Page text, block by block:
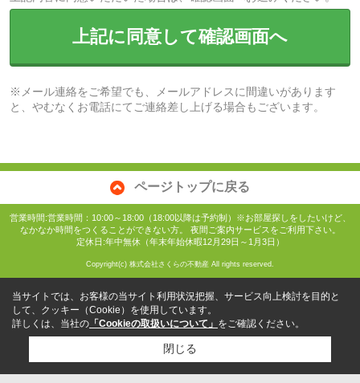
上記に同意して確認画面へ
※メール連絡をご希望でも、メールアドレスに間違いがあります
と、やむなくお電話にてご連絡差し上げる場合もございます。
ページトップに戻る
営業時間:営業時間：10:00～18:00（18:00以降は予約制）※お部屋探しをしたいけど、
なかなか時間をつくることができない方。 夜間ご案内サービスをご利用下さい。
定休日:年中無休（年末年始休暇12月29日～1月3日）
Copyright(c) 株式会社さくらの不動産 All rights reserved.
当サイトでは、お客様の当サイト利用状況把握、サービス向上検討を目的と
して、クッキー（Cookie）を使用しています。
詳しくは、当社の 「Cookieの取扱いについて」 をご確認ください。
閉じる